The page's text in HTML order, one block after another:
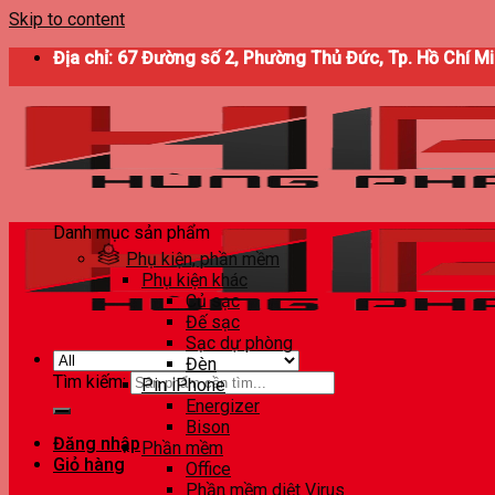
Skip to content
Địa chỉ: 67 Đường số 2, Phường Thủ Đức, Tp. Hồ Chí
Tìm kiếm:
Đăng nhập
Giỏ hàng
Danh mục sản phẩm
Phụ kiện, phần mềm
Phụ kiện khác
Củ sạc
Đế sạc
Sạc dự phòng
Đèn
Pin iPhone
Energizer
Bison
Phần mềm
Office
Phần mềm diệt Virus